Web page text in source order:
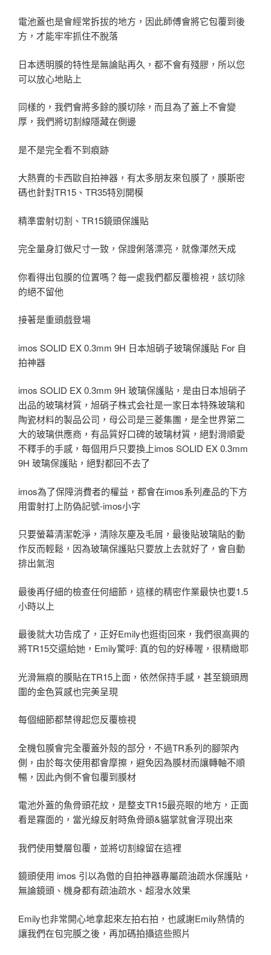
電池蓋也是會經常拆拔的地方，因此師傅會將它包覆到後
方，才能牢牢抓住不脫落
日本透明膜的特性是無論貼再久，都不會有殘膠，所以您
可以放心地貼上
同樣的，我們會將多餘的膜切除，而且為了蓋上不會變
厚，我們將切割線隱藏在側邊
是不是完全看不到痕跡
大熱賣的卡西歐自拍神器，有太多朋友來包膜了，膜斯密
碼也針對TR15、TR35特別開模
精準雷射切割、TR15鏡頭保護貼
完全量身訂做尺寸一致，保證俐落漂亮，就像渾然天成
你看得出包膜的位置嗎？每一處我們都反覆檢視，該切除
的絕不留他
接著是重頭戲登場
imos SOLID EX 0.3mm 9H 日本旭硝子玻璃保護貼 For 自
拍神器
imos SOLID EX 0.3mm 9H 玻璃保護貼，是由日本旭硝子
出品的玻璃材質，旭硝子株式会社是一家日本特殊玻璃和
陶瓷材料的製品公司，母公司是三菱集團，是全世界第二
大的玻璃供應商，有品質好口碑的玻璃材質，絕對滑順愛
不釋手的手感，每個用戶只要換上imos SOLID EX 0.3mm
9H 玻璃保護貼，絕對都回不去了
imos為了保障消費者的權益，都會在imos系列產品的下方
用雷射打上防偽記號-imos小字
只要螢幕清潔乾淨，清除灰塵及毛屑，最後貼玻璃貼的動
作反而輕鬆，因為玻璃保護貼只要放上去就好了，會自動
排出氣泡
最後再仔細的檢查任何細節，這樣的精密作業最快也要1.5
小時以上
最後就大功告成了，正好Emily也逛街回來，我們很高興的
將TR15交還給她，Emily驚呼: 真的包的好棒喔，很精緻耶
光滑無痕的膜貼在TR15上面，依然保持手感，甚至鏡頭周
圍的金色質感也完美呈現
每個細節都禁得起您反覆檢視
全機包膜會完全覆蓋外殼的部分，不過TR系列的腳架內
側，由於每次使用都會摩擦，避免因為膜材而讓轉軸不順
暢，因此內側不會包覆到膜材
電池外蓋的魚骨頭花紋，是整支TR15最亮眼的地方，正面
看是霧面的，當光線反射時魚骨頭&貓掌就會浮現出來
我們使用雙層包覆，並將切割線留在這裡
鏡頭使用 imos 引以為傲的自拍神器專屬疏油疏水保護貼，
無論鏡頭、機身都有疏油疏水、超潑水效果
Emily也非常開心地拿起來左拍右拍，也感謝Emily熱情的
讓我們在包完膜之後，再加碼拍攝這些照片